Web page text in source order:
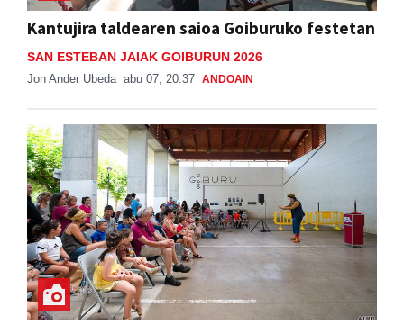
Kantujira taldearen saioa Goiburuko festetan
SAN ESTEBAN JAIAK GOIBURUN 2026
Jon Ander Ubeda abu 07, 20:37 ANDOAIN